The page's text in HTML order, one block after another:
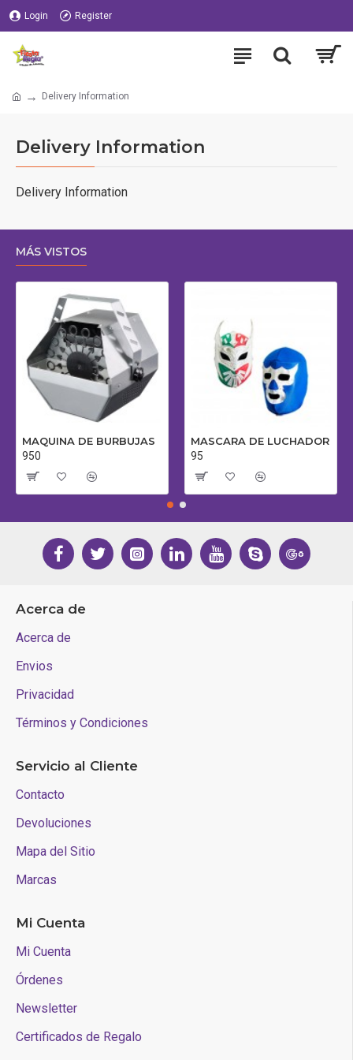
Login Register
Delivery Information
Delivery Information
Delivery Information
MÁS VISTOS
MAQUINA DE BURBUJAS
950
MASCARA DE LUCHADOR
95
Acerca de
Acerca de
Envios
Privacidad
Términos y Condiciones
Servicio al Cliente
Contacto
Devoluciones
Mapa del Sitio
Marcas
Mi Cuenta
Mi Cuenta
Órdenes
Newsletter
Certificados de Regalo